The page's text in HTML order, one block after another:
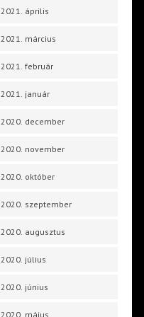
2021. április
2021. március
2021. február
2021. január
2020. december
2020. november
2020. október
2020. szeptember
2020. augusztus
2020. július
2020. június
2020. május